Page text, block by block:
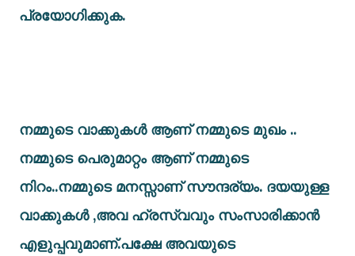
പ്രയോഗിക്കുക.
നമ്മുടെ വാക്കുകൾ ആണ് നമ്മുടെ മുഖം ..
നമ്മുടെ പെരുമാറ്റം ആണ് നമ്മുടെ
നിറം..നമ്മുടെ മനസ്സാണ് സൗന്ദര്യം. ദയയുള്ള
വാക്കുകൾ ,അവ ഹ്രസ്വവും സംസാരിക്കാൻ
എളുപ്പവുമാണ്.പക്ഷേ അവയുടെ